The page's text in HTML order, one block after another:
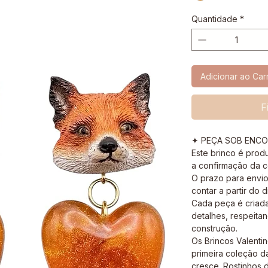
Quantidade *
Adicionar ao
✦ PEÇA SOB
Este brinco é
a confirmação da
O prazo para
contar a partir do
Cada peça é
detalhes,
construção.
Os Brincos
primeira coleção
cresce. Rostinhos